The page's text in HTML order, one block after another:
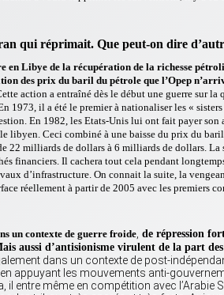
qui réprimait. Que peut-on dire
en Libye de la récupération de la richesse
des prix du baril du pétrole que l’Opep
action a entraîné dès le début une guerre sur la
1973, il a été le premier à nationaliser les «
En 1982, les Etats-Unis lui ont fait payer son
libyen. Ceci combiné à une baisse du prix du
22 milliards de dollars à 6 milliards de dollars.
financiers. Il cachera tout cela pendant
d’infrastructure. On connait la suite, la
réellement à partir de 2005 avec les premiers
un contexte de guerre froide, de répression
aussi d’antisionisme virulent de la part des
dans un contexte de post-
appuyant les mouvements anti-
il entre même en compétition avec l’Arabie